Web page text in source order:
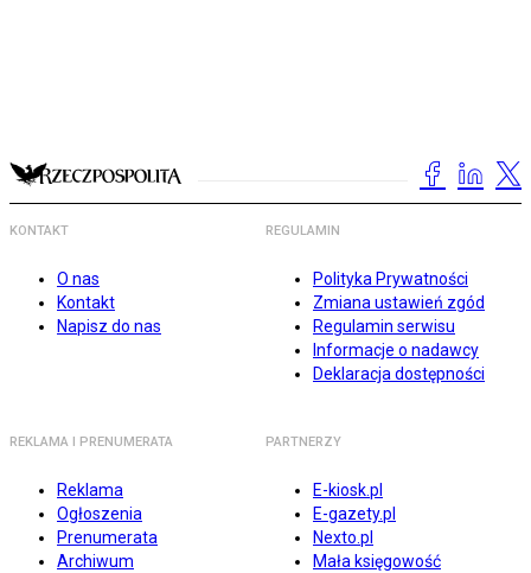
KONTAKT
O nas
Kontakt
Napisz do nas
REGULAMIN
Polityka Prywatności
Zmiana ustawień zgód
Regulamin serwisu
Informacje o nadawcy
Deklaracja dostępności
REKLAMA I PRENUMERATA
Reklama
Ogłoszenia
Prenumerata
Archiwum
PARTNERZY
E-kiosk.pl
E-gazety.pl
Nexto.pl
Mała księgowość